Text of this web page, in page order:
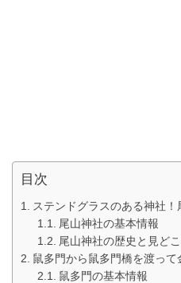
目次
ステンドグラスのある神社！
尾山神社の基本情報
尾山神社の歴史と見ど
鼠多門から鼠多門橋を渡って
鼠多門の基本情報